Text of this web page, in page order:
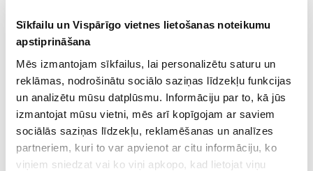
Sīkfailu un Vispārīgo vietnes lietošanas noteikumu
apstiprināšana
Mēs izmantojam sīkfailus, lai personalizētu saturu un
reklāmas, nodrošinātu sociālo saziņas līdzekļu funkcijas
un analizētu mūsu datplūsmu. Informāciju par to, kā jūs
izmantojat mūsu vietni, mēs arī kopīgojam ar saviem
sociālās saziņas līdzekļu, reklamēšanas un analīzes
partneriem, kuri to var apvienot ar citu informāciju, ko
viņiem sniedzat vai ko viņi apkopo, kad lietojat viņu
POPKORNS POPHOUSE SWEET
5.29 €
PIEVIENOT GROZAM
0.79 €
PIEVIENOT GROZAM